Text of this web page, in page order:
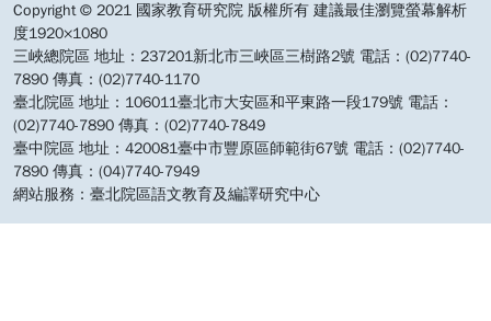
Copyright © 2021 國家教育研究院 版權所有 建議最佳瀏覽螢幕解析
度1920×1080
三峽總院區 地址：237201新北市三峽區三樹路2號 電話：(02)7740-
7890 傳真：(02)7740-1170
臺北院區 地址：106011臺北市大安區和平東路一段179號 電話：
(02)7740-7890 傳真：(02)7740-7849
臺中院區 地址：420081臺中市豐原區師範街67號 電話：(02)7740-
7890 傳真：(04)7740-7949
網站服務：臺北院區語文教育及編譯研究中心